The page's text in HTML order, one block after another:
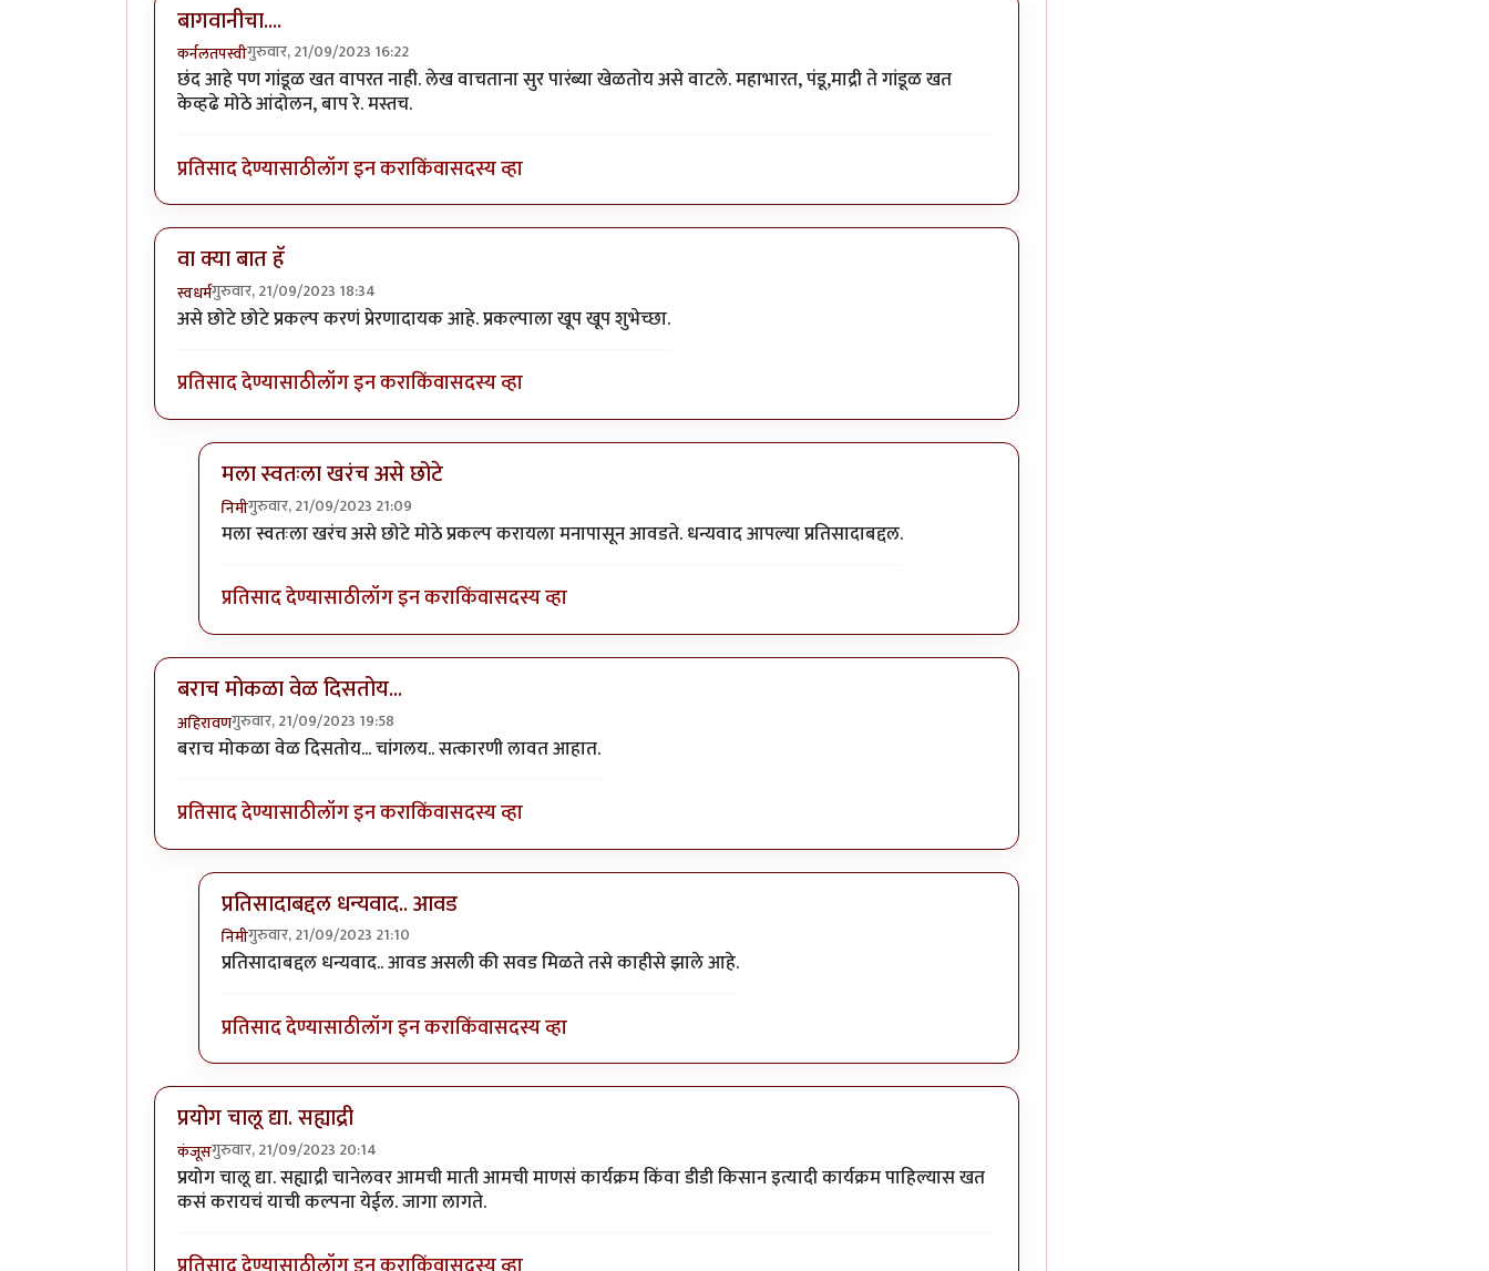
बागवानीचा....
कर्नलतपस्वीगुरुवार, 21/09/2023 16:22
छंद आहे पण गांडूळ खत वापरत नाही. लेख वाचताना सुर पारंब्या खेळतोय असे वाटले. महाभारत, पंडू,माद्री ते गांडूळ खत
केव्हढे मोठे आंदोलन, बाप रे. मस्तच.
प्रतिसाद देण्यासाठीलॉग इन कराकिंवासदस्य व्हा
वा क्या बात हॅ
स्वधर्मगुरुवार, 21/09/2023 18:34
असे छोटे छोटे प्रकल्प करणं प्रेरणादायक आहे. प्रकल्पाला खूप खूप शुभेच्छा.
प्रतिसाद देण्यासाठीलॉग इन कराकिंवासदस्य व्हा
मला स्वतःला खरंच असे छोटे
निमीगुरुवार, 21/09/2023 21:09
In reply toवा क्या बात हॅbyस्वधर्म
मला स्वतःला खरंच असे छोटे मोठे प्रकल्प करायला मनापासून आवडते. धन्यवाद आपल्या प्रतिसादाबद्दल.
प्रतिसाद देण्यासाठीलॉग इन कराकिंवासदस्य व्हा
बराच मोकळा वेळ दिसतोय...
अहिरावणगुरुवार, 21/09/2023 19:58
बराच मोकळा वेळ दिसतोय... चांगलय.. सत्कारणी लावत आहात.
प्रतिसाद देण्यासाठीलॉग इन कराकिंवासदस्य व्हा
प्रतिसादाबद्दल धन्यवाद.. आवड
निमीगुरुवार, 21/09/2023 21:10
In reply toबराच मोकळा वेळ दिसतोय...byअहिरावण
प्रतिसादाबद्दल धन्यवाद.. आवड असली की सवड मिळते तसे काहीसे झाले आहे.
प्रतिसाद देण्यासाठीलॉग इन कराकिंवासदस्य व्हा
प्रयोग चालू द्या. सह्याद्री
कंजूसगुरुवार, 21/09/2023 20:14
प्रयोग चालू द्या. सह्याद्री चानेलवर आमची माती आमची माणसं कार्यक्रम किंवा डीडी किसान इत्यादी कार्यक्रम पाहिल्यास खत
कसं करायचं याची कल्पना येईल. जागा लागते.